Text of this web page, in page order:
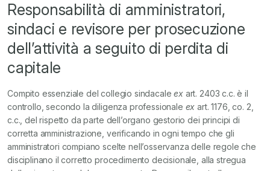
Responsabilità di amministratori,
sindaci e revisore per prosecuzione
dell’attività a seguito di perdita di
capitale
Compito essenziale del collegio sindacaleex art. 2403 c.c. è il
controllo, secondo la diligenza professionale exart. 1176, co. 2,
c.c., del rispetto da parte dell’organo gestorio dei principi di
corretta amministrazione, verificando in ogni tempo che gli
amministratori compiano scelte nell’osservanza delle regole che
disciplinano il corretto procedimento decisionale, alla stregua